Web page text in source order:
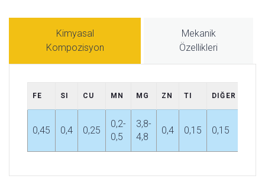
Kimyasal
Kompozisyon
Mekanik
Özellikleri
FE SI CU MN MG ZN TI DIĞER
0,45 0,4 0,25
0,2-
0,5
3,8-
4,8
0,4 0,15 0,15